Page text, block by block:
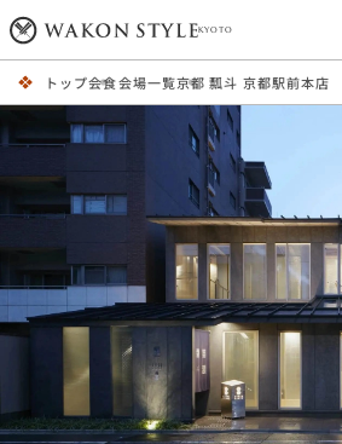
KYOTO
トップ会食会場一覧京都 瓢斗 京都駅前本店